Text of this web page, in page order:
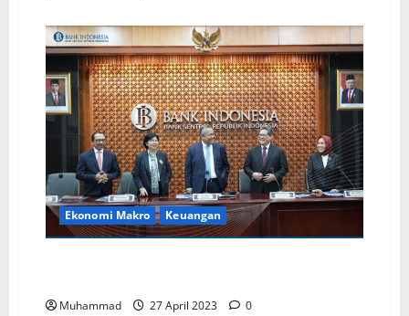
Ekonomi Makro Keuangan
Muhammad 27 April 2023 0